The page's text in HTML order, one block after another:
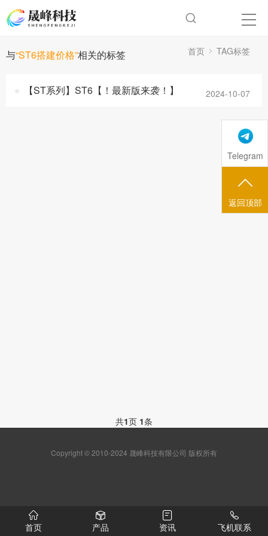
与“ST6搭建价格”相关的标签 首页 TAG标签
【ST系列】ST6【！最新版来袭！】 2024-10-07
共1页 1条
Copyright © 2010-2024 晟峰科技有限公司 版权所有
首页 产品 资讯 飞机联系
Telegram
返回顶部